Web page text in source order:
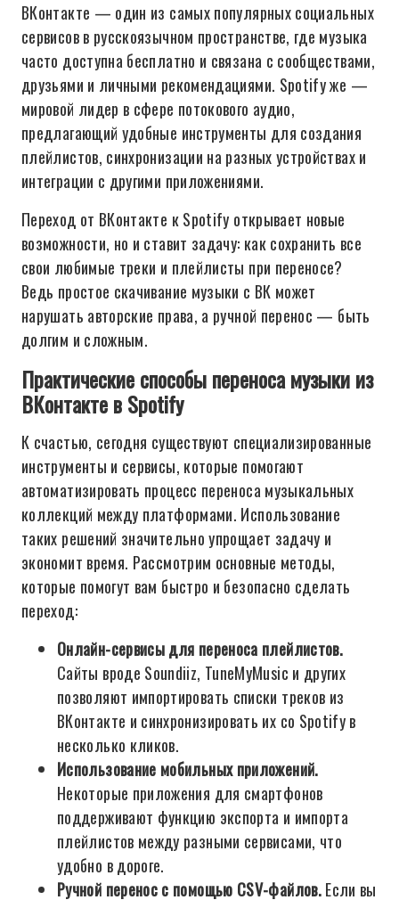
ВКонтакте — один из самых популярных социальных
сервисов в русскоязычном пространстве, где музыка
часто доступна бесплатно и связана с сообществами,
друзьями и личными рекомендациями. Spotify же —
мировой лидер в сфере потокового аудио,
предлагающий удобные инструменты для создания
плейлистов, синхронизации на разных устройствах и
интеграции с другими приложениями.
Переход от ВКонтакте к Spotify открывает новые
возможности, но и ставит задачу: как сохранить все
свои любимые треки и плейлисты при переносе?
Ведь простое скачивание музыки с ВК может
нарушать авторские права, а ручной перенос — быть
долгим и сложным.
Практические способы переноса музыки из
ВКонтакте в Spotify
К счастью, сегодня существуют специализированные
инструменты и сервисы, которые помогают
автоматизировать процесс переноса музыкальных
коллекций между платформами. Использование
таких решений значительно упрощает задачу и
экономит время. Рассмотрим основные методы,
которые помогут вам быстро и безопасно сделать
переход:
Онлайн-сервисы для переноса плейлистов.
Сайты вроде Soundiiz, TuneMyMusic и других
позволяют импортировать списки треков из
ВКонтакте и синхронизировать их со Spotify в
несколько кликов.
Использование мобильных приложений.
Некоторые приложения для смартфонов
поддерживают функцию экспорта и импорта
плейлистов между разными сервисами, что
удобно в дороге.
Ручной перенос с помощью CSV-файлов.Если вы